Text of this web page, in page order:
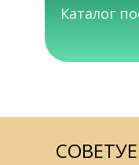
Каталог